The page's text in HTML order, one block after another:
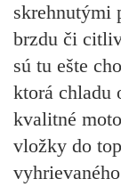
skrehnutými
brzdu či
sú tu ešte
ktorá chladu
kvalitné
vložky do